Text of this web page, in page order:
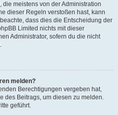
meistens von der Administration
dieser Regeln verstoßen hast, kann
dass dies die Entscheidung der
Limited nichts mit dieser
Administrator, sofern du die nicht
melden?
Berechtigungen vergeben hat,
des Beitrags, um diesen zu melden.
geführt.